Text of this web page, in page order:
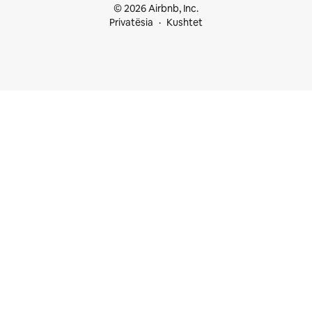
© 2026 Airbnb, Inc.
Privatësia
Kushtet